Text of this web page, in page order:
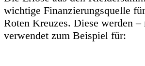
wichtige Finanzierungsquelle
Roten Kreuzes. Diese werden
verwendet zum Beispiel für: